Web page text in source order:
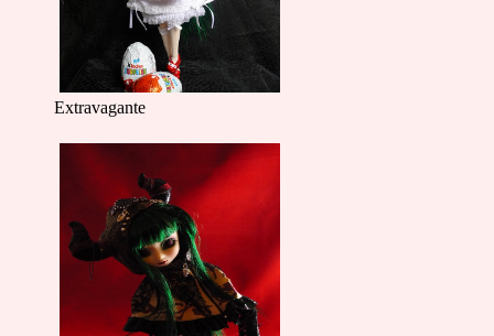
Extravagante